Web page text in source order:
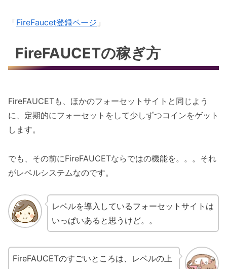
「FireFaucet登録ページ 」
FireFAUCETの稼ぎ方
FireFAUCETも、ほかのフォーセットサイトと同じよう
に、定期的にフォーセットをして少しずつコインをゲット
します。
でも、その前にFireFAUCETならではの機能を。。。それ
がレベルシステムなのです。
レベルを導入しているフォーセットサイトは
いっぱいあると思うけど。。
FireFAUCETのすごいところは、レベルの上